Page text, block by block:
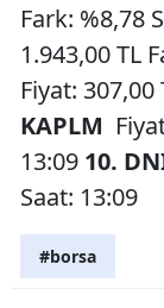
Fark: %8,78
1.943,00 TL
Fiyat: 307,00
KAPLM
13:09 10.
Saat: 13:09
#borsa